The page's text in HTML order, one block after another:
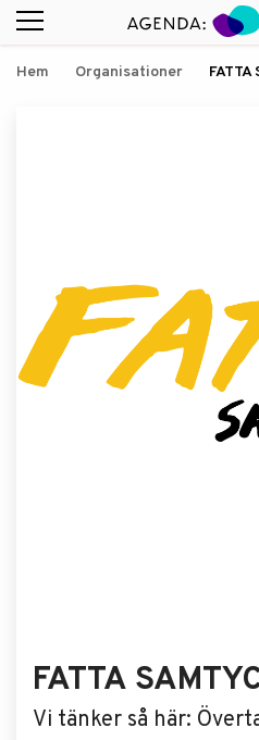
Hem Organisationer FATTA
FATTA
Vi tänker så här: